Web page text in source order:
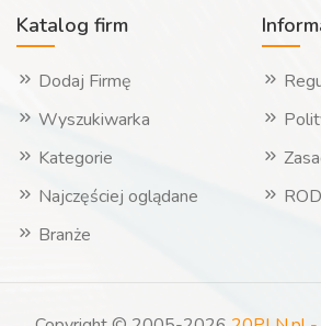
Katalog firm
Dodaj Firmę
Wyszukiwarka
Kategorie
Najczęściej oglądane
Branże